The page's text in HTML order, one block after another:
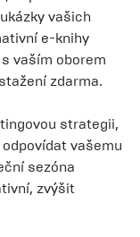
vašich
e-knihy
vaším oborem
zdarma.
strategii,
vašemu
sezóna
zvýšit